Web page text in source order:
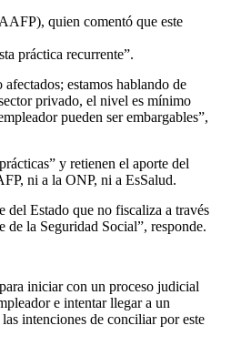
quien comentó que este
práctica recurrente”.
estamos hablando de
privado, el nivel es mínimo
pueden ser embargables”,
y retienen el aporte del
ni a la ONP, ni a EsSalud.
del Estado que no fiscaliza a través
de la Seguridad Social”, responde.
iniciar con un proceso judicial
e intentar llegar a un
intenciones de conciliar por este